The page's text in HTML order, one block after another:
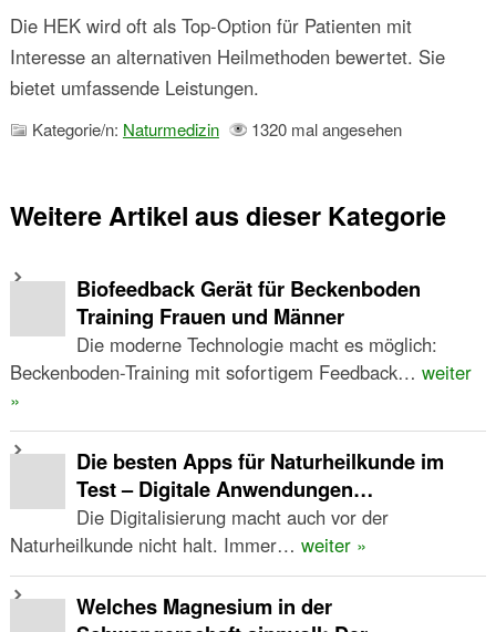
Die HEK wird oft als Top-Option für Patienten mit
Interesse an alternativen Heilmethoden bewertet. Sie
bietet umfassende Leistungen.
Kategorie/n: Naturmedizin 1320 mal angesehen
Weitere Artikel aus dieser Kategorie
Biofeedback Gerät für Beckenboden
Training Frauen und Männer
Die moderne Technologie macht es möglich:
Beckenboden-Training mit sofortigem Feedback… weiter
»
Die besten Apps für Naturheilkunde im
Test – Digitale Anwendungen…
Die Digitalisierung macht auch vor der
Naturheilkunde nicht halt. Immer… weiter »
Welches Magnesium in der